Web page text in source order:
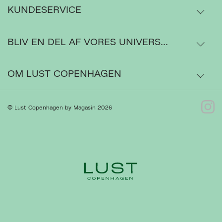
KUNDESERVICE
Levering
Ordrestatus
Gå til Kundeservice
BLIV EN DEL AF VORES UNIVERS...
OM LUST COPENHAGEN
Om os
© Lust Copenhagen by Magasin 2026